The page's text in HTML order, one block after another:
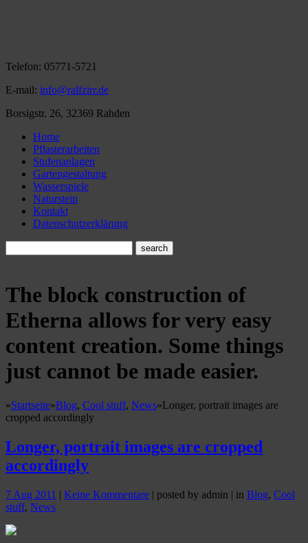
Telefon: 05771-5721
E-mail: info@ralfzirr.de
Borsigstr. 26, 32369 Rahden
Home
Pflasterarbeiten
Stufenanlagen
Gartengestaltung
Wasserspiele
Naturstein
Kontakt
Datenschutzerklärung
The block construction of
Etherna allows for very easy
content creation. Some things
just cannot be made easier.
»Startseite»Blog, Cool stuff, News»Longer, portrait images are
cropped accordingly
Longer, portrait images are cropped
accordingly
7 Aug 2011 | Keine Kommentare | posted by admin | in Blog, Cool
stuff, News